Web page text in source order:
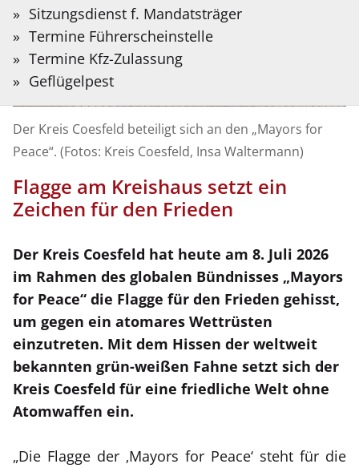
Der Kreis Coesfeld beteiligt sich an den „Mayors for
Peace“. (Fotos: Kreis Coesfeld, Insa Waltermann)
Flagge am Kreishaus setzt ein
Zeichen für den Frieden
Der Kreis Coesfeld hat heute am 8. Juli 2026
im Rahmen des globalen Bündnisses „Mayors
for Peace“ die Flagge für den Frieden gehisst,
um gegen ein atomares Wettrüsten
einzutreten. Mit dem Hissen der weltweit
bekannten grün-weißen Fahne setzt sich der
Kreis Coesfeld für eine friedliche Welt ohne
Atomwaffen ein.
„Die Flagge der ‚Mayors for Peace‘ steht für die
Sitzungsdienst f. Mandatsträger
Termine Führerscheinstelle
Termine Kfz-Zulassung
Geflügelpest